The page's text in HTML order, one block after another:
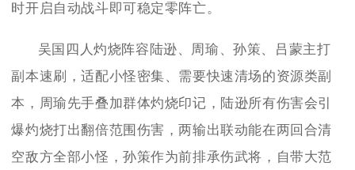
时开启自动战斗即可稳定零阵亡。
吴国四人灼烧阵容陆逊、周瑜、孙策、吕蒙主打
副本速刷，适配小怪密集、需要快速清场的资源类副
本，周瑜先手叠加群体灼烧印记，陆逊所有伤害会引
爆灼烧打出翻倍范围伤害，两输出联动能在两回合清
空敌方全部小怪，孙策作为前排承伤武将，自带大范